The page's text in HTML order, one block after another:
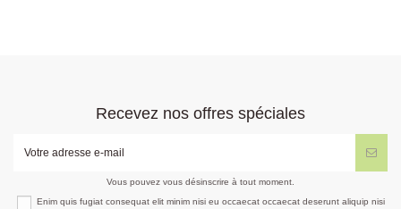
Recevez nos offres spéciales
Vous pouvez vous désinscrire à tout moment.
Enim quis fugiat consequat elit minim nisi eu occaecat occaecat deserunt aliquip nisi